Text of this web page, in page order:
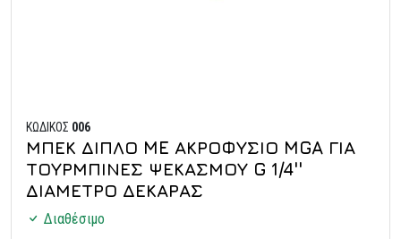
ΚΩΔΙΚΟΣ 006
ΜΠΕΚ ΔΙΠΛΟ ME ΑΚΡΟΦΥΣΙΟ MGA ΓΙΑ
ΤΟΥΡΜΠΙΝΕΣ ΨΕΚΑΣΜΟΥ G 1/4''
ΔΙΑΜΕΤΡΟ ΔΕΚΑΡΑΣ
Διαθέσιμο